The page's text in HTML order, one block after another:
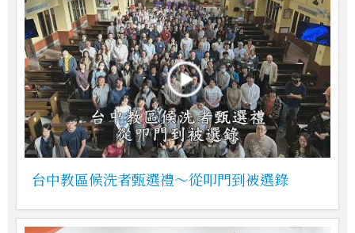
台中教區候洗者甄選禮～從叩門到被選錄